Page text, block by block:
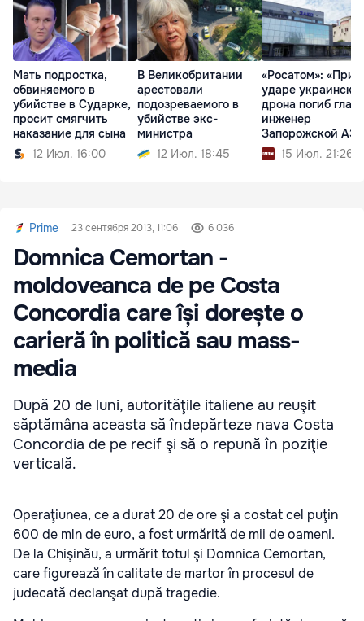
Мать подростка,
обвиняемого в
убийстве в Сударке,
просит смягчить
наказание для сына
12 Июл. 16:00
В Великобритании
арестовали
подозреваемого в
убийстве экс-
министра
12 Июл. 18:45
«Росатом»: «При
ударе
дрона погиб
инженер
Запорожской
15 Июл. 21:26
Prime 23 сентября 2013, 11:06 6 036
Domnica Cemortan -
moldoveanca de pe Costa
Concordia care își dorește o
carieră în politică sau mass-
media
După 20 de luni, autorităţile italiene au reuşit
săptămâna aceasta să îndepărteze nava Costa
Concordia de pe recif şi să o repună în poziţie
verticală.
Operaţiunea, ce a durat 20 de ore şi a costat cel puţin
600 de mln de euro, a fost urmărită de mii de oameni.
De la Chişinău, a urmărit totul şi Domnica Cemortan,
care figurează în calitate de martor în procesul de
judecată declanşat după tragedie.